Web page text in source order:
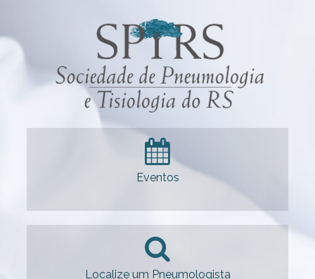
Eventos
Localize um Pneumologista